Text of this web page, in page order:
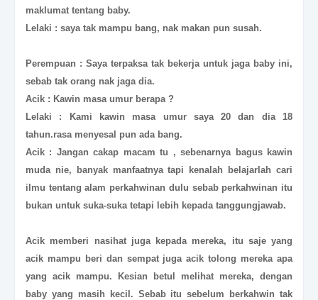
maklumat tentang baby.
Lelaki : saya tak mampu bang, nak makan pun susah.
Perempuan : Saya terpaksa tak bekerja untuk jaga baby ini,
sebab tak orang nak jaga dia.
Acik : Kawin masa umur berapa ?
Lelaki : Kami kawin masa umur saya 20 dan dia 18
tahun.rasa menyesal pun ada bang.
Acik : Jangan cakap macam tu , sebenarnya bagus kawin
muda nie, banyak manfaatnya tapi kenalah belajarlah cari
ilmu tentang alam perkahwinan dulu sebab perkahwinan itu
bukan untuk suka-suka tetapi lebih kepada tanggungjawab.
Acik memberi nasihat juga kepada mereka, itu saje yang
acik mampu beri dan sempat juga acik tolong mereka apa
yang acik mampu. Kesian betul melihat mereka, dengan
baby yang masih kecil. Sebab itu sebelum berkahwin tak